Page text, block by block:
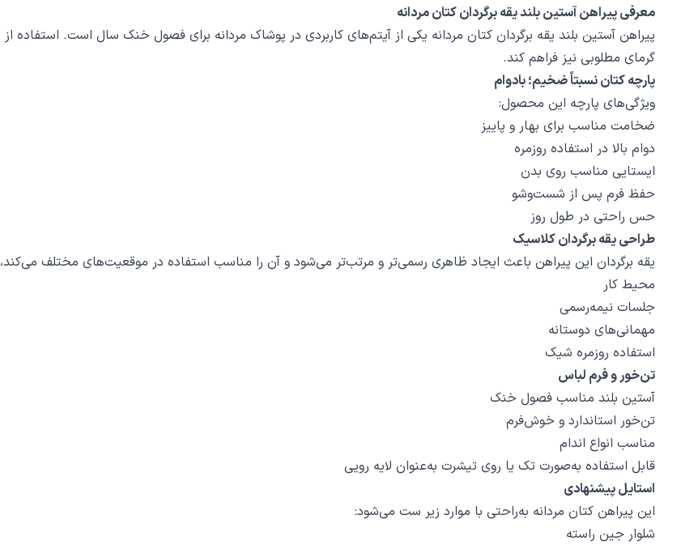
معرفی پیراهن آستین بلند یقه برگردان کتان مردانه
پیراهن آستین بلند یقه برگردان کتان مردانه یکی از آیتم‌های کاربردی در پوشاک مردانه برای فصول خنک سال است.
گرمای مطلوبی نیز فراهم کند.
پارچه کتان نسبتاً ضخیم؛ بادوام
ویژگی‌های پارچه این محصول:
ضخامت مناسب برای بهار و پاییز
دوام بالا در استفاده روزمره
ایستایی مناسب روی بدن
حفظ فرم پس از شست‌وشو
حس راحتی در طول روز
طراحی یقه برگردان کلاسیک
یقه برگردان این پیراهن باعث ایجاد ظاهری رسمی‌تر و مرتب‌تر می‌شود و آن را مناسب استفاده در موقعیت‌های مختلف
محیط کار
جلسات نیمه‌رسمی
مهمانی‌های دوستانه
استفاده روزمره شیک
تن‌خور و فرم لباس
آستین بلند مناسب فصول خنک
تن‌خور استاندارد و خوش‌فرم
مناسب انواع اندام
قابل استفاده به‌صورت تک یا روی تیشرت به‌عنوان لایه رویی
استایل پیشنهادی
این پیراهن کتان مردانه به‌راحتی با موارد زیر ست می‌شود:
شلوار جین راسته